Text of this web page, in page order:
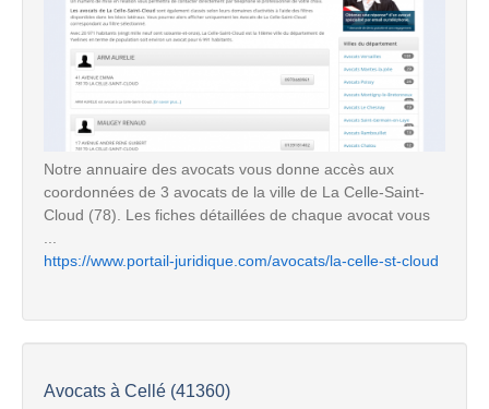
Notre annuaire des avocats vous donne accès aux
coordonnées de 3 avocats de la ville de La Celle-Saint-
Cloud (78). Les fiches détaillées de chaque avocat vous
https://www.portail-juridique.com/avocats/la-celle-st-cloud
Avocats à Cellé (41360)